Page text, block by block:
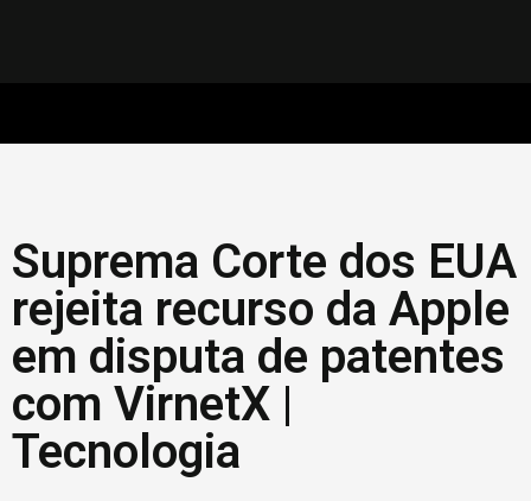
Suprema Corte dos EUA
rejeita recurso da Apple
em disputa de patentes
com VirnetX |
Tecnologia